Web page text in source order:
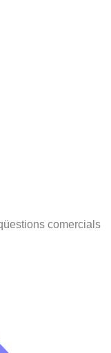
comercials